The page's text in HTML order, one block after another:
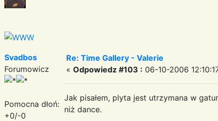
Svadbos
Forumowicz
Pomocna dłoń:
+0/-0
Re: Time Gallery - Valerie
« Odpowiedz #103 : 06-10-2006
Jak pisałem, plyta jest utrzymana w
niż dance.